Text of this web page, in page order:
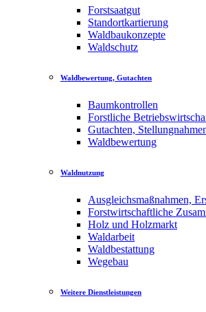
Forstsaatgut
Standortkartierung
Waldbaukonzepte
Waldschutz
Waldbewertung, Gutachten
Baumkontrollen
Forstliche
Gutachten,
Waldbewertung
Waldnutzung
Ausgleichsmaßnahmen,
Forstwirtschaftliche
Holz und Holzmarkt
Waldarbeit
Waldbestattung
Wegebau
Weitere Dienstleistungen